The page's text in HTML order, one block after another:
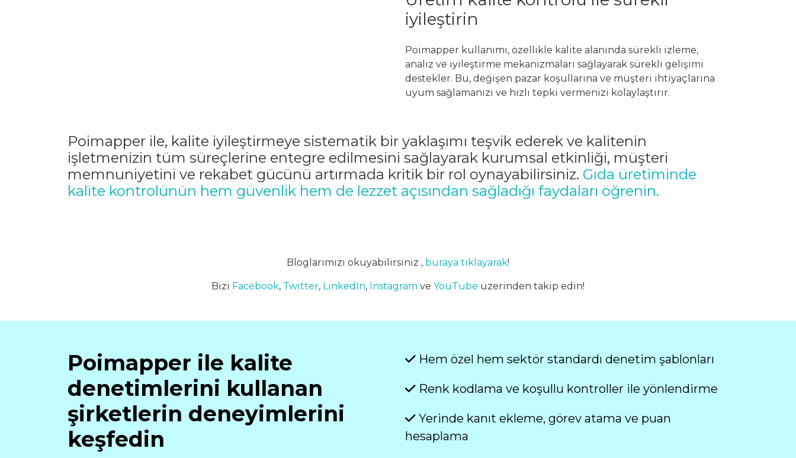
iyileştirin
Poimapper kullanımı, özellikle kalite alanında sürekli izleme,
analiz ve iyileştirme mekanizmaları sağlayarak sürekli gelişimi
destekler. Bu, değişen pazar koşullarına ve müşteri ihtiyaçlarına
uyum sağlamanızı ve hızlı tepki vermenizi kolaylaştırır.
Poimapper ile, kalite iyileştirmeye sistematik bir yaklaşımı teşvik ederek ve kalitenin
işletmenizin tüm süreçlerine entegre edilmesini sağlayarak kurumsal etkinliği, müşteri
memnuniyetini ve rekabet gücünü artırmada kritik bir rol oynayabilirsiniz. Gıda üretiminde
kalite kontrolünün hem güvenlik hem de lezzet açısından sağladığı faydaları öğrenin.
Bloglarımızı okuyabilirsiniz , buraya tıklayarak!
Bizi Facebook, Twitter, LinkedIn, Instagram ve YouTube üzerinden takip edin!
Poimapper ile kalite
denetimlerini kullanan
şirketlerin deneyimlerini
keşfedin
Hem özel hem sektör standardı denetim şablonları
Renk kodlama ve koşullu kontroller ile yönlendirme
Yerinde kanıt ekleme, görev atama ve puan
hesaplama